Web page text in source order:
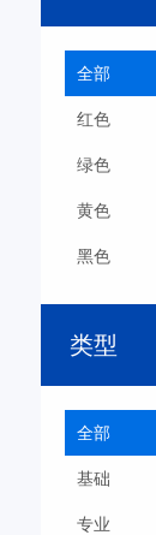
全部
红色
绿色
黄色
黑色
类型
全部
基础
专业